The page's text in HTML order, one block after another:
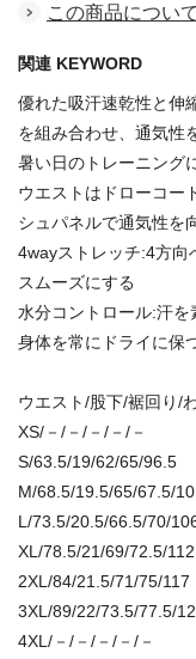
この商品につい
関連 KEYWORD
優れた吸汗速乾性と伸
を組み合わせ、通気性
暑い日のトレーニング
ウエストはドローコー
シュパネルで通気性を
4wayストレッチ:4方向
スムーズにする
水分コントロール:汗
身体を常にドライに保
ウエスト/股下/裾回り/
XS/－/－/－/－/－
S/63.5/19/62/65/96.5
M/68.5/19.5/65/67.5/
L/73.5/20.5/66.5/70/
XL/78.5/21/69/72.5/112
2XL/84/21.5/71/75/117
3XL/89/22/73.5/77.5/
4XL/－/－/－/－/－